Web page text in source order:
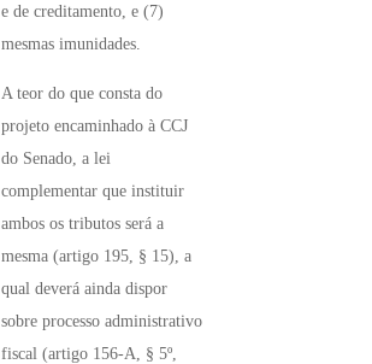
e de creditamento, e (7)
mesmas imunidades.
A teor do que consta do
projeto encaminhado à CCJ
do Senado, a lei
complementar que instituir
ambos os tributos será a
mesma (artigo 195, § 15), a
qual deverá ainda dispor
sobre processo administrativo
fiscal (artigo 156-A, § 5º,